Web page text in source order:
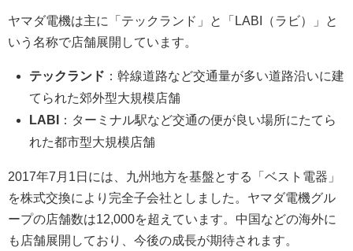
ヤマダ電機は主に「テックランド」と「LABI（ラビ）」と
いう名称で店舗展開しています。
テックランド ：幹線道路など交通量が多い道路沿いに建
てられた郊外型大規模店舗
LABI
：ターミナル駅など交通の便が良い場所にたてら
れた都市型大規模店舗
2017年7月1日には、九州地方を基盤とする「ベスト電器」
を株式交換により完全子会社としました。ヤマダ電機グル
ープの店舗数は12,000を超えています。中国などの海外に
も店舗展開しており、今後の成長が期待されます。